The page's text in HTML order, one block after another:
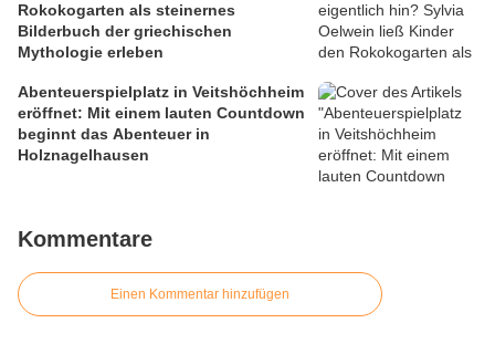
Rokokogarten als steinernes
Bilderbuch der griechischen
Mythologie erleben
Abenteuerspielplatz in Veitshöchheim
eröffnet: Mit einem lauten Countdown
beginnt das Abenteuer in
Holznagelhausen
Kommentare
Einen Kommentar hinzufügen